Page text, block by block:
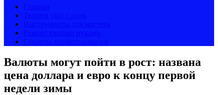
Валюты могут пойти в рост: названа
цена доллара и евро к концу первой
недели зимы